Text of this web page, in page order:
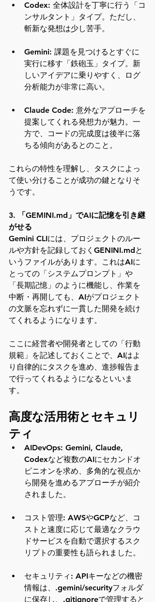
Codex: 全体設計を丁寧に行う「コ
ンサルタント」タイプ。ただし、
斬新な発想は少し苦手。
Gemini: 課題を見つけるとすぐに
実行に移す「鉄砲玉」タイプ。新
しいアイデアに乗りやすく、ログ
分析能力が非常に高い。
Claude Code: 意外なアプローチを
提案してくれる発想力が魅力。一
方で、コードの完成度は後半に落
ちる傾向があるとのこと。
これらの特性を理解し、タスクによっ
て使い分けることが成功の鍵となりそ
うです。
3. 「GEMINI.md」でAIに記憶を引き継
がせる
Gemini CLIには、プロジェクトのルー
ルや方針を記録しておくGENINI.mdと
いうファイルがあります。これはAIに
とっての「システムプロンプト」や
「長期記憶」のように機能し、作業を
中断・再開しても、AIがプロジェクト
の文脈を忘れずに一貫した開発を続け
てくれるようになります。
ここに経営者や開発者としての「行動
規範」を記述しておくことで、AIはよ
り自律的にタスクを進め、進捗報告ま
で行ってくれるようになるといいま
す。
高度な活用術とセキュリ
ティ
AIDevOps: Gemini, Claude,
Codexなど複数のAIにセカンドオ
ピニオンを求め、多角的な視点か
ら開発を進めるアプローチが紹介
されました。
コスト管理: AWSやGCPなど、コ
ストと速度に応じて最適なクラウ
ドサービスを自動で選択するスク
リプトの重要性も語られました。
セキュリティ: APIキーなどの機密
情報は、.gemini/securityフォルダ
に保存し、.gitignoreで管理すると